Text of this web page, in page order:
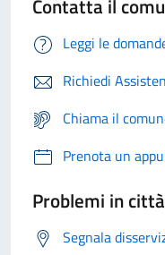
Contatta il
Leggi le
Richiedi
Chiama il
Prenota un
Problemi in città
Segnala